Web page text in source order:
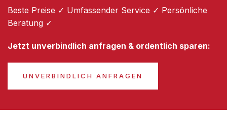
Beste Preise ✓ Umfassender Service ✓ Persönliche
Beratung ✓
Jetzt unverbindlich anfragen & ordentlich sparen:
UNVERBINDLICH ANFRAGEN